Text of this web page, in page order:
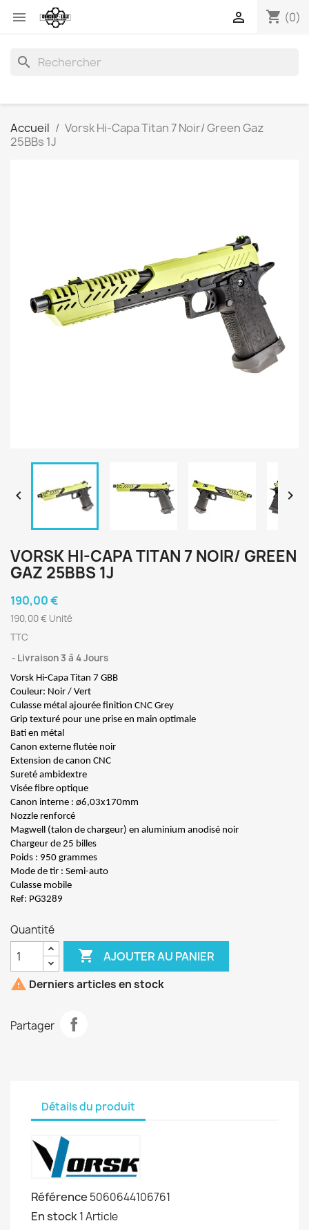
 shopping_cart (0)

search
Accueil
Vorsk Hi-Capa Titan 7 Noir/ Green Gaz
25BBs 1J
 
VORSK HI-CAPA TITAN 7 NOIR/ GREEN
GAZ 25BBS 1J
190,00 €
190,00 € Unité
TTC
Livraison 3 à 4 Jours
Vorsk Hi-Capa Titan 7 GBB
Couleur: Noir / Vert
Culasse métal ajourée finition CNC Grey
Grip texturé pour une prise en main optimale
Bati en métal
Canon externe flutée noir
Extension de canon CNC
Sureté ambidextre
Visée fibre optique
Canon interne : ø6,03x170mm
Nozzle renforcé
Magwell (talon de chargeur) en aluminium anodisé noir
Chargeur de 25 billes
Poids : 950 grammes
Mode de tir : Semi-auto
Culasse mobile
Ref: PG3289
Quantité
 AJOUTER AU PANIER
 Derniers articles en stock
Partager
Détails du produit
Référence 5060644106761
En stock1 Article